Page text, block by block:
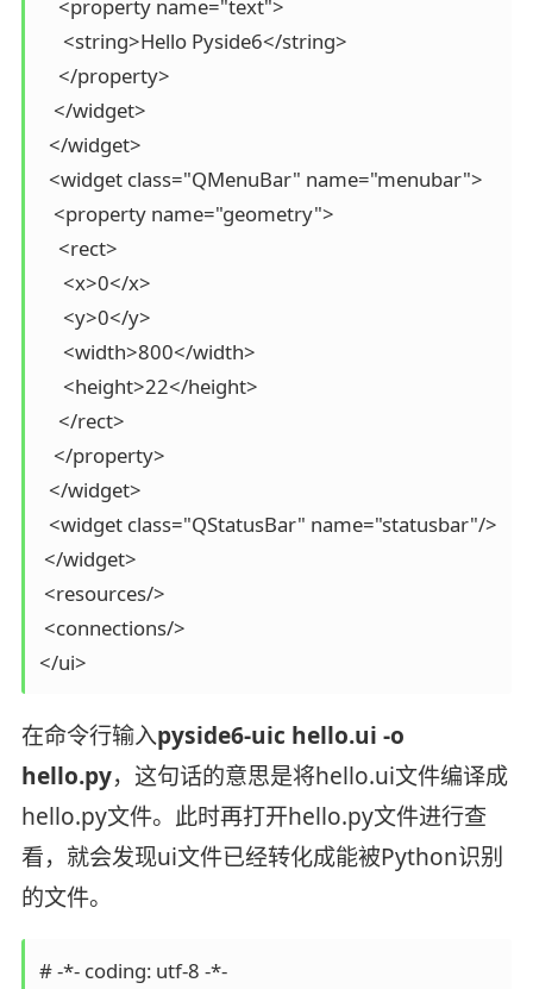
    <property name="text">
     <string>Hello Pyside6</string>
    </property>
   </widget>
  </widget>
  <widget class="QMenuBar" name="menubar">
   <property name="geometry">
    <rect>
     <x>0</x>
     <y>0</y>
     <width>800</width>
     <height>22</height>
    </rect>
   </property>
  </widget>
  <widget class="QStatusBar" name="statusbar"/>
</widget>
<resources/>
<connections/>
</ui>
在命令行输入pyside6-uic hello.ui -o
hello.py，这句话的意思是将hello.ui文件编译成
hello.py文件。此时再打开hello.py文件进行查
看，就会发现ui文件已经转化成能被Python识别
的文件。
# -*- coding: utf-8 -*-